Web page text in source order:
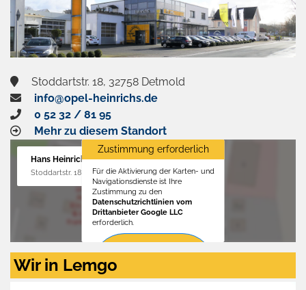
Stoddartstr. 18, 32758 Detmold
info@opel-heinrichs.de
0 52 32 / 81 95
Mehr zu diesem Standort
Hans Heinrichs GmbH
Stoddartstr. 18, 32758 Detmold
Zustimmung erforderlich
Für die Aktivierung der Karten- und
Navigationsdienste ist Ihre
Zustimmung zu den
Datenschutzrichtlinien vom
Drittanbieter Google LLC
erforderlich.
Zustimmen
aktivieren
Wir in Lemgo